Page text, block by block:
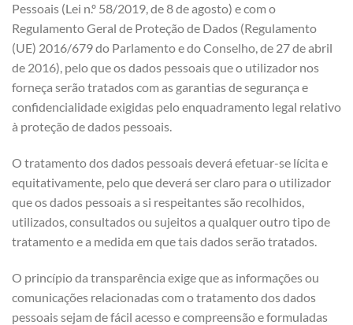
Pessoais (Lei n.º 58/2019, de 8 de agosto) e com o
Regulamento Geral de Proteção de Dados (Regulamento
(UE) 2016/679 do Parlamento e do Conselho, de 27 de abril
de 2016), pelo que os dados pessoais que o utilizador nos
forneça serão tratados com as garantias de segurança e
confidencialidade exigidas pelo enquadramento legal relativo
à proteção de dados pessoais.
O tratamento dos dados pessoais deverá efetuar-se lícita e
equitativamente, pelo que deverá ser claro para o utilizador
que os dados pessoais a si respeitantes são recolhidos,
utilizados, consultados ou sujeitos a qualquer outro tipo de
tratamento e a medida em que tais dados serão tratados.
O princípio da transparência exige que as informações ou
comunicações relacionadas com o tratamento dos dados
pessoais sejam de fácil acesso e compreensão e formuladas